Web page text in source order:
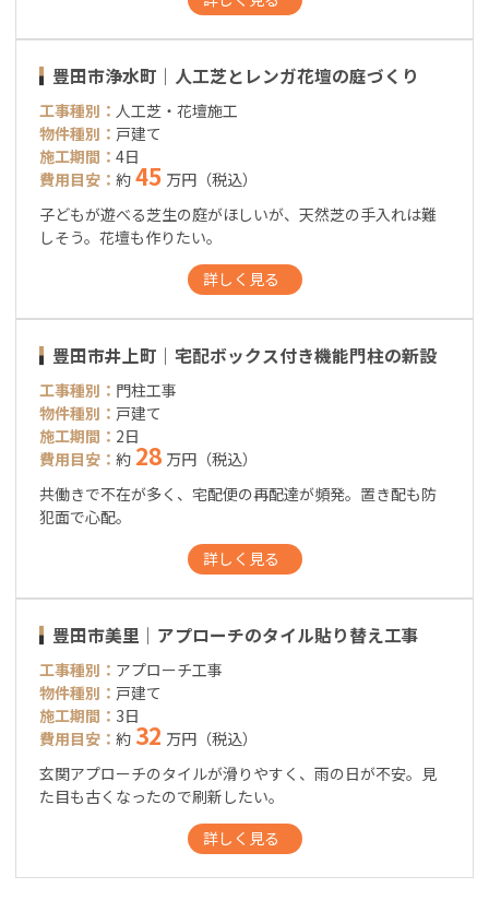
豊田市浄水町｜人工芝とレンガ花壇の庭づくり
工事種別： 人工芝・花壇施工
物件種別： 戸建て
施工期間： 4日
費用目安： 約 45 万円（税込）
子どもが遊べる芝生の庭がほしいが、天然芝の手入れは難
しそう。花壇も作りたい。
詳しく見る
豊田市井上町｜宅配ボックス付き機能門柱の新設
工事種別： 門柱工事
物件種別： 戸建て
施工期間： 2日
費用目安： 約 28 万円（税込）
共働きで不在が多く、宅配便の再配達が頻発。置き配も防
犯面で心配。
詳しく見る
豊田市美里｜アプローチのタイル貼り替え工事
工事種別： アプローチ工事
物件種別： 戸建て
施工期間： 3日
費用目安： 約 32 万円（税込）
玄関アプローチのタイルが滑りやすく、雨の日が不安。見
た目も古くなったので刷新したい。
詳しく見る